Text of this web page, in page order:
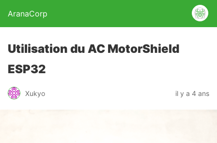
AranaCorp
Utilisation du AC MotorShield
ESP32
Xukyo il y a 4 ans